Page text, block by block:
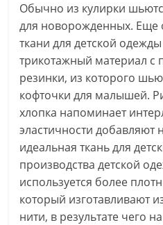
Обычно из кулирки
для новорожденных. Еще
ткани для детской
трикотажный материал с
резинки, из которого
кофточки для малышей.
хлопка напоминает
эластичности добавляют
идеальная ткань для
производства детской
используется более
который изготавливают
нити, в результате чего